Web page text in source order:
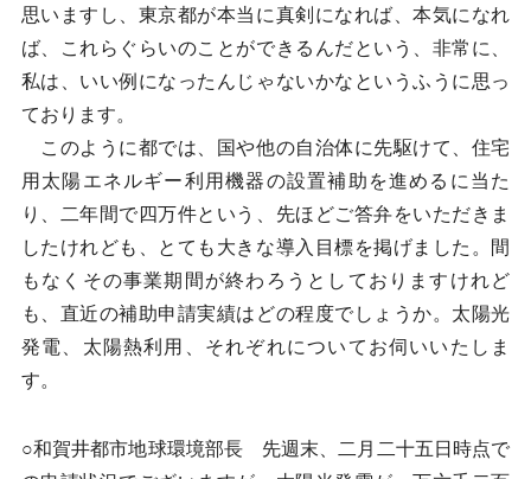
思いますし、東京都が本当に真剣になれば、本気になれ
ば、これらぐらいのことができるんだという、非常に、
私は、いい例になったんじゃないかなというふうに思っ
ております。
このように都では、国や他の自治体に先駆けて、住宅
用太陽エネルギー利用機器の設置補助を進めるに当た
り、二年間で四万件という、先ほどご答弁をいただきま
したけれども、とても大きな導入目標を掲げました。間
もなくその事業期間が終わろうとしておりますけれど
も、直近の補助申請実績はどの程度でしょうか。太陽光
発電、太陽熱利用、それぞれについてお伺いいたしま
す。
○和賀井都市地球環境部長 先週末、二月二十五日時点で